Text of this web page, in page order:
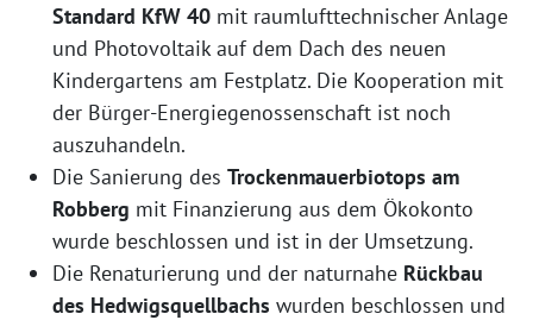
Standard KfW 40 mit raumlufttechnischer Anlage
und Photovoltaik auf dem Dach des neuen
Kindergartens am Festplatz. Die Kooperation mit
der Bürger-Energiegenossenschaft ist noch
auszuhandeln.
Die Sanierung des Trockenmauerbiotops am
Robberg mit Finanzierung aus dem Ökokonto
wurde beschlossen und ist in der Umsetzung.
Die Renaturierung und der naturnahe Rückbau
des Hedwigsquellbachs wurden beschlossen und